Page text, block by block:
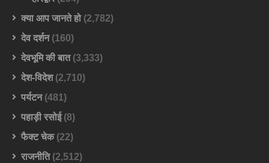
क्या आप जानते हो(2,782)
देव दर्शन(160)
देवभूमि की बात(3,333)
देश-विदेश(2,710)
पर्यटन(481)
पहाड़ी रसोई(8)
फैक्ट चेक(22)
राजनीति(2,512)